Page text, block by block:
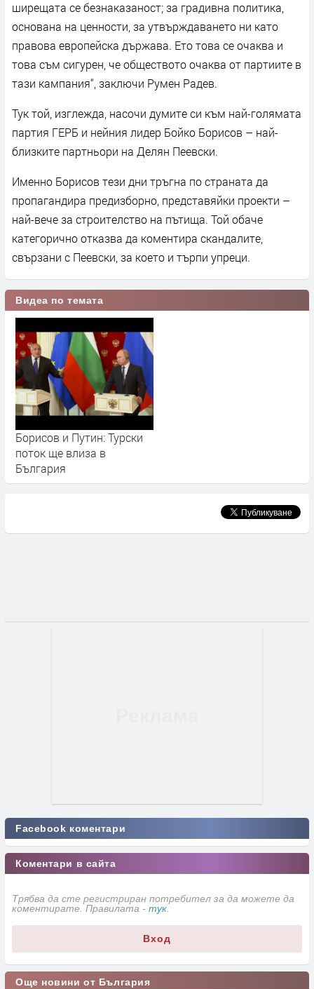
ширещата се безнаказаност; за градивна политика,
основана на ценности, за утвърждаването ни като
правова европейска държава. Ето това се очаква и
това съм сигурен, че обществото очаква от партиите в
тази кампания“, заключи Румен Радев.
Тук той, изглежда, насочи думите си към най-голямата
партия ГЕРБ и нейния лидер Бойко Борисов – най-
близките партньори на Делян Пеевски.
Именно Борисов тези дни тръгна по страната да
пропагандира предизборно, представяйки проекти –
най-вече за строителство на пътища. Той обаче
категорично отказва да коментира скандалите,
свързани с Пеевски, за което и търпи упреци.
Видеа по темата
Борисов и Путин: Турски
поток ще влиза в
България
Facebook коментари
Коментари в сайта
Трябва да сте регистриран потребител за да можете да
коментирате. Правилата - тук
Вход
Още новини от България